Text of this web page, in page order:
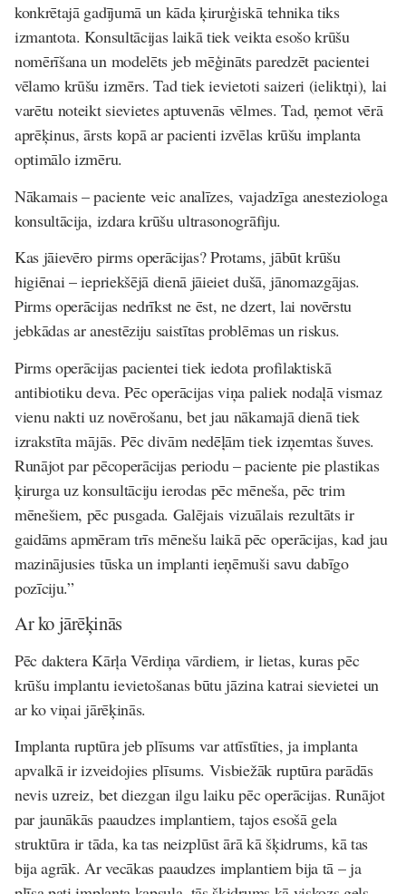
konkrētajā gadījumā un kāda ķirurģiskā tehnika tiks
izmantota. Konsultācijas laikā tiek veikta esošo krūšu
nomērīšana un modelēts jeb mēģināts paredzēt pacientei
vēlamo krūšu izmērs. Tad tiek ievietoti saizeri (ieliktņi), lai
varētu noteikt sievietes aptuvenās vēlmes. Tad, ņemot vērā
aprēķinus, ārsts kopā ar pacienti izvēlas krūšu implanta
optimālo izmēru.
Nākamais – paciente veic analīzes, vajadzīga anesteziologa
konsultācija, izdara krūšu ultrasonogrāfiju.
Kas jāievēro pirms operācijas? Protams, jābūt krūšu
higiēnai – iepriekšējā dienā jāieiet dušā, jānomazgājas.
Pirms operācijas nedrīkst ne ēst, ne dzert, lai novērstu
jebkādas ar anestēziju saistītas problēmas un riskus.
Pirms operācijas pacientei tiek iedota profilaktiskā
antibiotiku deva. Pēc operācijas viņa paliek nodaļā vismaz
vienu nakti uz novērošanu, bet jau nākamajā dienā tiek
izrakstīta mājās. Pēc divām nedēļām tiek izņemtas šuves.
Runājot par pēcoperācijas periodu – paciente pie plastikas
ķirurga uz konsultāciju ierodas pēc mēneša, pēc trim
mēnešiem, pēc pusgada. Galējais vizuālais rezultāts ir
gaidāms apmēram trīs mēnešu laikā pēc operācijas, kad jau
mazinājusies tūska un implanti ieņēmuši savu dabīgo
pozīciju.”
Ar ko jārēķinās
Pēc daktera Kārļa Vērdiņa vārdiem, ir lietas, kuras pēc
krūšu implantu ievietošanas būtu jāzina katrai sievietei un
ar ko viņai jārēķinās.
Implanta ruptūra jeb plīsumsvar attīstīties, ja implanta
apvalkā ir izveidojies plīsums. Visbiežāk ruptūra parādās
nevis uzreiz, bet diezgan ilgu laiku pēc operācijas. Runājot
par jaunākās paaudzes implantiem, tajos esošā gela
struktūra ir tāda, ka tas neizplūst ārā kā šķidrums, kā tas
bija agrāk. Ar vecākas paaudzes implantiem bija tā – ja